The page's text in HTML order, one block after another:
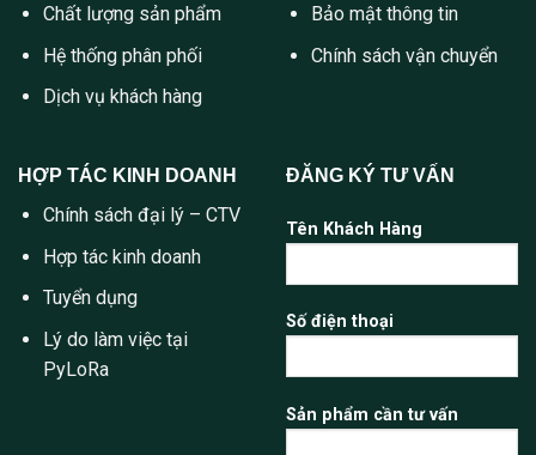
Chất lượng sản phẩm
Hệ thống phân phối
Dịch vụ khách hàng
Bảo mật thông tin
Chính sách vận chuyển
HỢP TÁC KINH DOANH
Chính sách đại lý – CTV
Hợp tác kinh doanh
Tuyển dụng
Lý do làm việc tại
PyLoRa
ĐĂNG KÝ TƯ VẤN
Tên Khách Hàng
Số điện thoại
Sản phẩm cần tư vấn